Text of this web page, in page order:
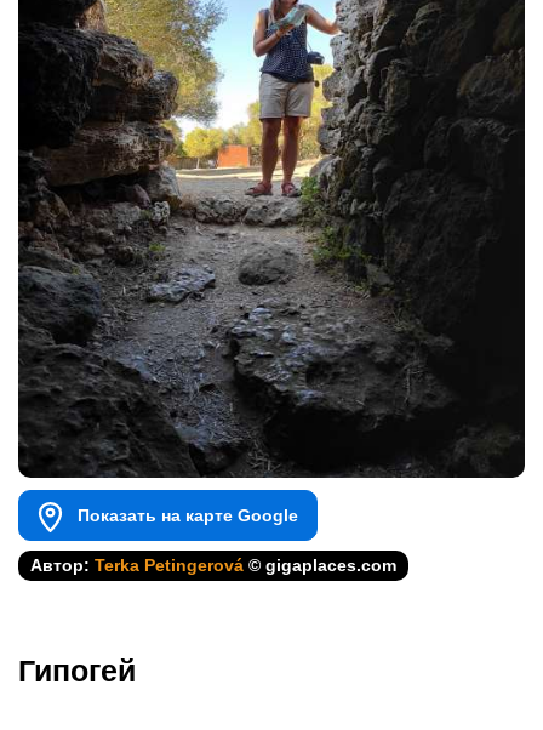
Показать на карте Google
Автор: Terka Petingerová © gigaplaces.com
Гипогей